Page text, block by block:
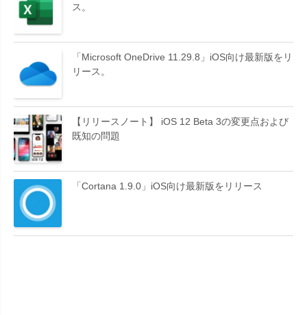
ス。
「Microsoft OneDrive 11.29.8」iOS向け最新版をリ
リース。
【リリースノート】 iOS 12 Beta 3の変更点および
既知の問題
「Cortana 1.9.0」iOS向け最新版をリリース